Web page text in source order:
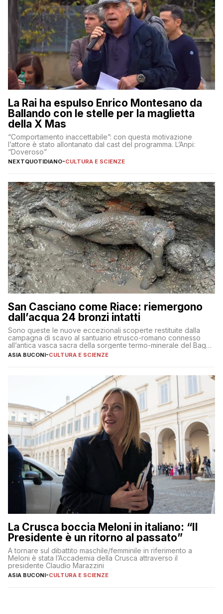
La Rai ha espulso Enrico Montesano da
Ballando con le stelle per la maglietta
della X Mas
“Comportamento inaccettabile”: con questa motivazione
l’attore è stato allontanato dal cast del programma. L’Anpi:
“Doveroso”
NEXTQUOTIDIANO-CULTURA E SCIENZE
San Casciano come Riace: riemergono
dall’acqua 24 bronzi intatti
Sono queste le nuove eccezionali scoperte restituite dalla
campagna di scavo al santuario etrusco-romano connesso
all’antica vasca sacra della sorgente termo-minerale del Bagno
Grande
ASIA BUCONI-CULTURA E SCIENZE
La Crusca boccia Meloni in italiano: “Il
Presidente è un ritorno al passato”
A tornare sul dibattito maschile/femminile in riferimento a
Meloni è stata l’Accademia della Crusca attraverso il
presidente Claudio Marazzini
ASIA BUCONI-CULTURA E SCIENZE